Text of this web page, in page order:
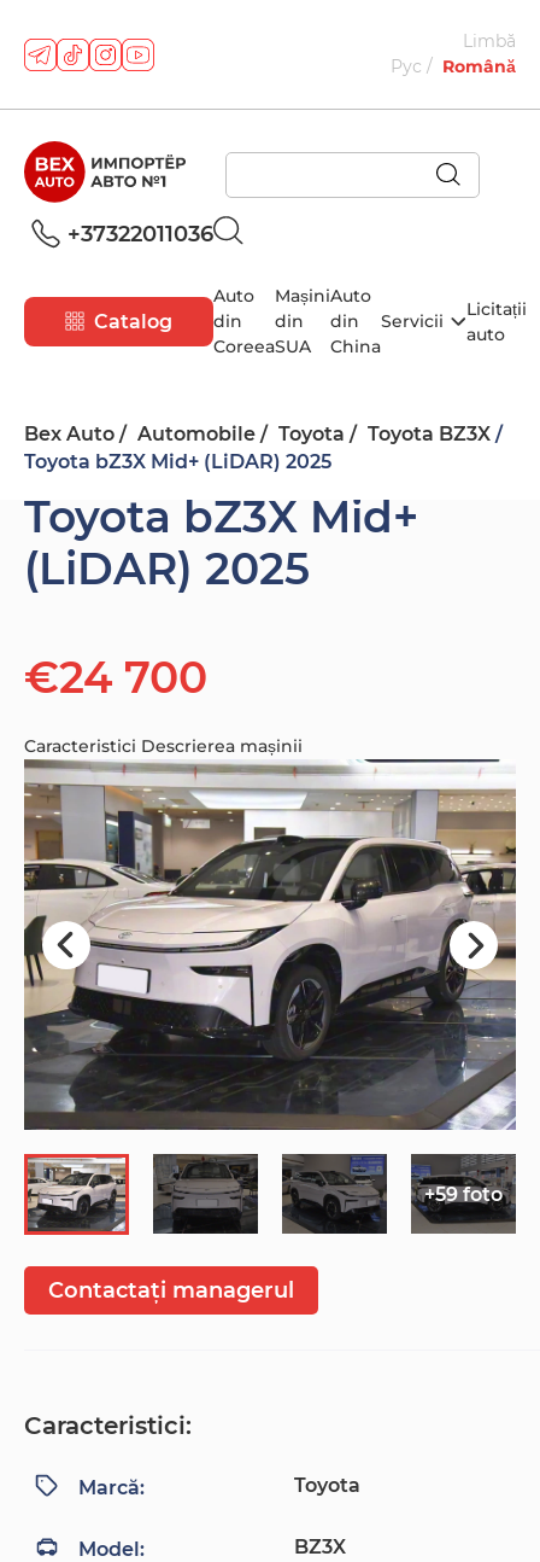
Limbă
Рус
Română
+37322011036
Catalog
Auto
din
Coreea
Mașini
din
SUA
Auto
din
China
Servicii
Licitații
auto
Bex Auto Automobile Toyota
Toyota BZ3X
Toyota bZ3X Mid+ (LiDAR) 2025
Toyota bZ3X Mid+
(LiDAR) 2025
€24 700
Caracteristici Descrierea mașinii
+59 foto
Contactați managerul
Caracteristici:
Marcă: Toyota
Model: BZ3X